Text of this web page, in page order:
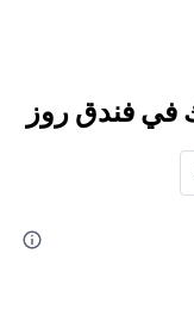
في فندق روز